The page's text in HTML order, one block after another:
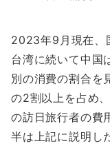
2023年9月現在、
台湾に続いて中国
別の消費の割合を
の2割以上を占め
の訪日旅行者の費
半は上記に説明し